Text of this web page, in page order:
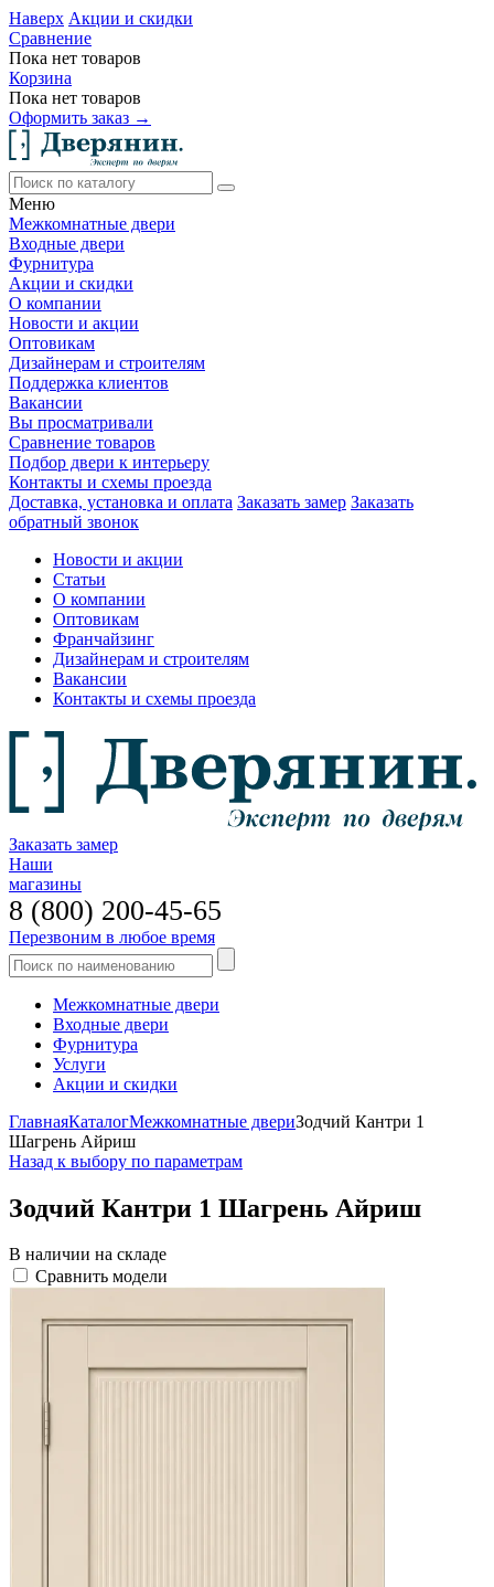
Наверх Акции и скидки
Сравнение
Пока нет товаров
Корзина
Пока нет товаров
Оформить заказ →
Меню
Межкомнатные двери
Входные двери
Фурнитура
Акции и скидки
О компании
Новости и акции
Оптовикам
Дизайнерам и строителям
Поддержка клиентов
Вакансии
Вы просматривали
Сравнение товаров
Подбор двери к интерьеру
Контакты и схемы проезда
Доставка, установка и оплата Заказать замер Заказать
обратный звонок
Новости и акции
Статьи
О компании
Оптовикам
Франчайзинг
Дизайнерам и строителям
Вакансии
Контакты и схемы проезда
Заказать замер
Наши
магазины
8 (800) 200-45-65
Перезвоним в любое время
Межкомнатные двери
Входные двери
Фурнитура
Услуги
Акции и скидки
ГлавнаяКаталогМежкомнатные двериЗодчий Кантри 1
Шагрень Айриш
Назад к выбору по параметрам
Зодчий Кантри 1 Шагрень Айриш
В наличии на складе
Сравнить модели